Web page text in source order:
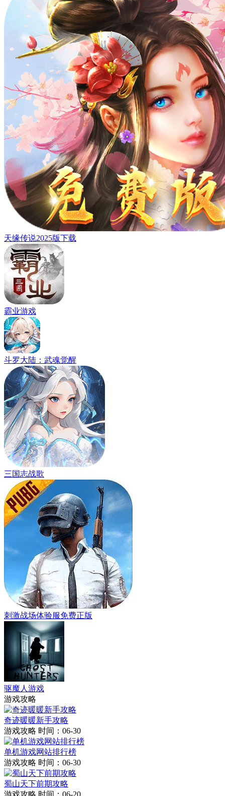
天缘传说2025版下载
霸业游戏
斗罗大陆：武魂觉醒
三国志战歌
刺激战场体验服免费正版
驱魔人游戏
游戏攻略
奇迹暖暖新手攻略
游戏攻略 时间：06-30
单机游戏网站排行榜
游戏攻略 时间：06-30
蜀山天下前期攻略
游戏攻略 时间：06-20